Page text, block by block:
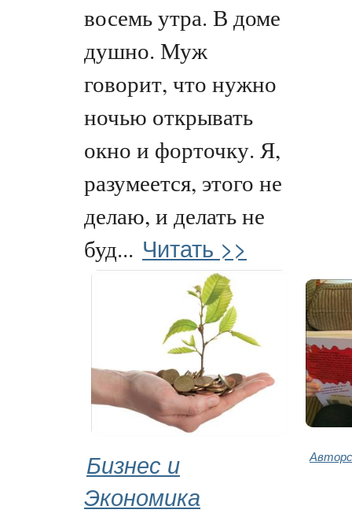
восемь утра. В доме
душно. Муж
говорит, что нужно
ночью открывать
окно и форточку. Я,
разумеется, этого не
делаю, и делать не
буд... Читать >>
Бизнес и
Экономика